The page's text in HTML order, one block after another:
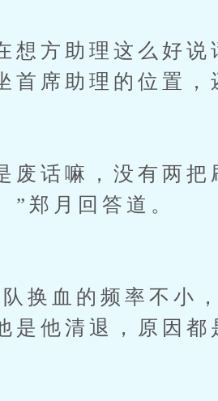
方助理这么好说
首席助理的位置，
话嘛，没有两把
”郑月回答道。
血的频率不小
是他清退，原因都